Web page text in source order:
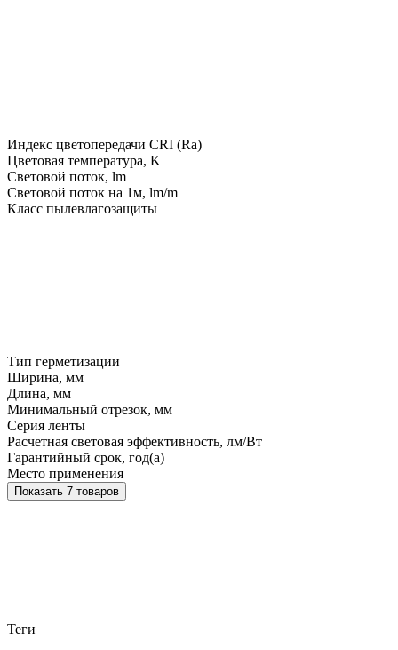
Индекс цветопередачи CRI (Ra)
Цветовая температура, K
Световой поток, lm
Световой поток на 1м, lm/m
Класс пылевлагозащиты
Тип герметизации
Ширина, мм
Длина, мм
Минимальный отрезок, мм
Серия ленты
Расчетная световая эффективность, лм/Вт
Гарантийный срок, год(а)
Место применения
Показать 7 товаров
Теги